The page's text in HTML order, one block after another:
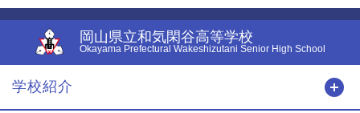
岡山県立和気閑谷高等学校
Okayama Prefectural Wakeshizutani Senior High School
学校紹介